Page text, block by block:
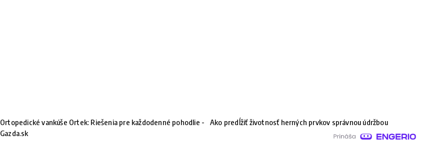
Ortopedické vankúše Ortek: Riešenia pre každodenné pohodlie -
Gazda.sk
Ako predĺžiť životnosť herných prvkov správnou údržbou